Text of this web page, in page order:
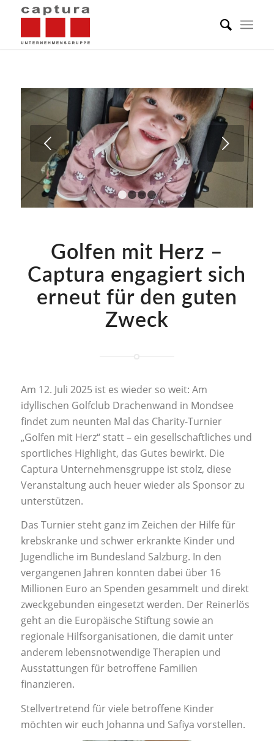
Weiter
1 2 3 4
Golfen mit Herz –
Captura engagiert sich
erneut für den guten
Zweck
Am 12. Juli 2025 ist es wieder so weit: Am
idyllischen Golfclub Drachenwand in Mondsee
findet zum neunten Mal das Charity-Turnier
„Golfen mit Herz“ statt – ein gesellschaftliches und
sportliches Highlight, das Gutes bewirkt. Die
Captura Unternehmensgruppe ist stolz, diese
Veranstaltung auch heuer wieder als Sponsor zu
unterstützen.
Das Turnier steht ganz im Zeichen der Hilfe für
krebskranke und schwer erkrankte Kinder und
Jugendliche im Bundesland Salzburg. In den
vergangenen Jahren konnten dabei über 16
Millionen Euro an Spenden gesammelt und direkt
zweckgebunden eingesetzt werden. Der Reinerlös
geht an die Europäische Stiftung sowie an
regionale Hilfsorganisationen, die damit unter
anderem lebensnotwendige Therapien und
Ausstattungen für betroffene Familien
finanzieren.
Stellvertretend für viele betroffene Kinder
möchten wir euch Johanna und Safiya vorstellen.